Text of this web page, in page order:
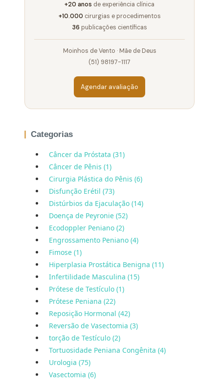
+20 anos de experiência clínica
+10.000 cirurgias e procedimentos
36 publicações científicas
Moinhos de Vento · Mãe de Deus
(51) 98197-1117
Agendar avaliação
Categorias
Câncer da Próstata (31)
Câncer de Pênis (1)
Cirurgia Plástica do Pênis (6)
Disfunção Erétil (73)
Distúrbios da Ejaculação (14)
Doença de Peyronie (52)
Ecodoppler Peniano (2)
Engrossamento Peniano (4)
Fimose (1)
Hiperplasia Prostática Benigna (11)
Infertilidade Masculina (15)
Prótese de Testículo (1)
Prótese Peniana (22)
Reposição Hormonal (42)
Reversão de Vasectomia (3)
torção de Testículo (2)
Tortuosidade Peniana Congênita (4)
Urologia (75)
Vasectomia (6)